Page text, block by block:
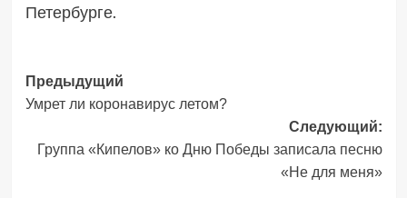
Петербурге.
Навигация
записи
Предыдущий
Умрет ли коронавирус летом?
Следующий:
Группа «Кипелов» ко Дню Победы записала песню
«Не для меня»